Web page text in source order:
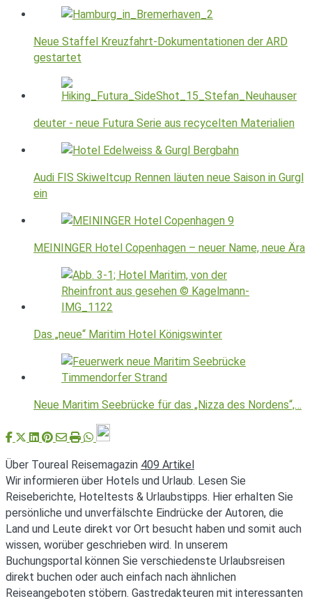
Neue Staffel Kreuzfahrt-Dokumentationen der ARD
gestartet
deuter - neue Futura Serie aus recycelten Materialien
Audi FIS Skiweltcup Rennen läuten neue Saison in Gurgl
ein
MEININGER Hotel Copenhagen – neuer Name, neue Ära
Das „neue“ Maritim Hotel Königswinter
Neue Maritim Seebrücke für das „Nizza des Nordens“,…
Über Toureal Reisemagazin 409 Artikel
Wir informieren über Hotels und Urlaub. Lesen Sie
Reiseberichte, Hoteltests & Urlaubstipps. Hier erhalten Sie
persönliche und unverfälschte Eindrücke der Autoren, die
Land und Leute direkt vor Ort besucht haben und somit auch
wissen, worüber geschrieben wird. In unserem
Buchungsportal können Sie verschiedenste Urlaubsreisen
direkt buchen oder auch einfach nach ähnlichen
Reiseangeboten stöbern. Gastredakteuren mit interessanten